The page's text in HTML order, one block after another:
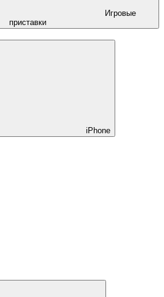
Игровые
приставки
iPhone